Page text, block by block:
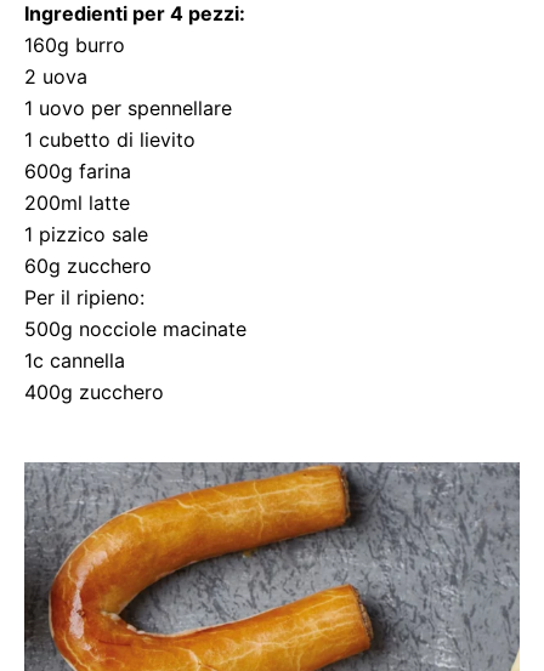
Ingredienti per 4 pezzi:
160g burro
2 uova
1 uovo per spennellare
1 cubetto di lievito
600g farina
200ml latte
1 pizzico sale
60g zucchero
Per il ripieno:
500g nocciole macinate
1c cannella
400g zucchero